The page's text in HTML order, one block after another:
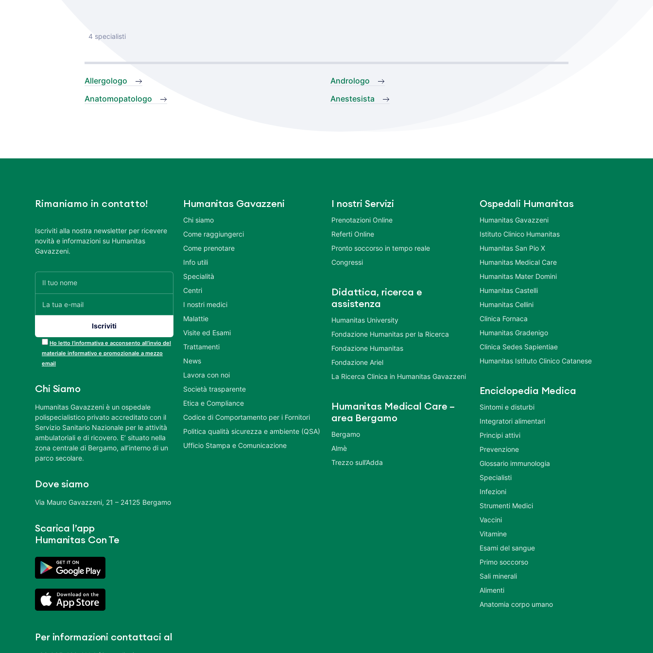
4 specialisti
Allergologo
Anatomopatologo
Andrologo
Anestesista
Rimaniamo in contatto!
Iscriviti alla nostra newsletter per ricevere
novità e informazioni su Humanitas
Gavazzeni.
Ho letto l’informativa e acconsento all’invio del
materiale informativo e promozionale a mezzo
email
Chi Siamo
Humanitas Gavazzeni è un ospedale
polispecialistico privato accreditato con il
Servizio Sanitario Nazionale per le attività
ambulatoriali e di ricovero. E’ situato nella
zona centrale di Bergamo, all’interno di un
parco secolare.
Dove siamo
Via Mauro Gavazzeni, 21 – 24125 Bergamo
Scarica l’app
Humanitas Con Te
Per informazioni contattaci al
Humanitas Gavazzeni
Chi siamo
Come raggiungerci
Come prenotare
Info utili
Specialità
Centri
I nostri medici
Malattie
Visite ed Esami
Trattamenti
News
Lavora con noi
Società trasparente
Etica e Compliance
Codice di Comportamento per i Fornitori
Politica qualità sicurezza e ambiente (QSA)
Ufficio Stampa e Comunicazione
I nostri Servizi
Prenotazioni Online
Referti Online
Pronto soccorso in tempo reale
Congressi
Didattica, ricerca e
assistenza
Humanitas University
Fondazione Humanitas per la Ricerca
Fondazione Humanitas
Fondazione Ariel
La Ricerca Clinica in Humanitas Gavazzeni
Humanitas Medical Care –
area Bergamo
Bergamo
Almè
Trezzo sull’Adda
Ospedali Humanitas
Humanitas Gavazzeni
Istituto Clinico Humanitas
Humanitas San Pio X
Humanitas Medical Care
Humanitas Mater Domini
Humanitas Castelli
Humanitas Cellini
Clinica Fornaca
Humanitas Gradenigo
Clinica Sedes Sapientiae
Humanitas Istituto Clinico Catanese
Enciclopedia Medica
Sintomi e disturbi
Integratori alimentari
Principi attivi
Prevenzione
Glossario immunologia
Specialisti
Infezioni
Strumenti Medici
Vaccini
Vitamine
Esami del sangue
Primo soccorso
Sali minerali
Alimenti
Anatomia corpo umano